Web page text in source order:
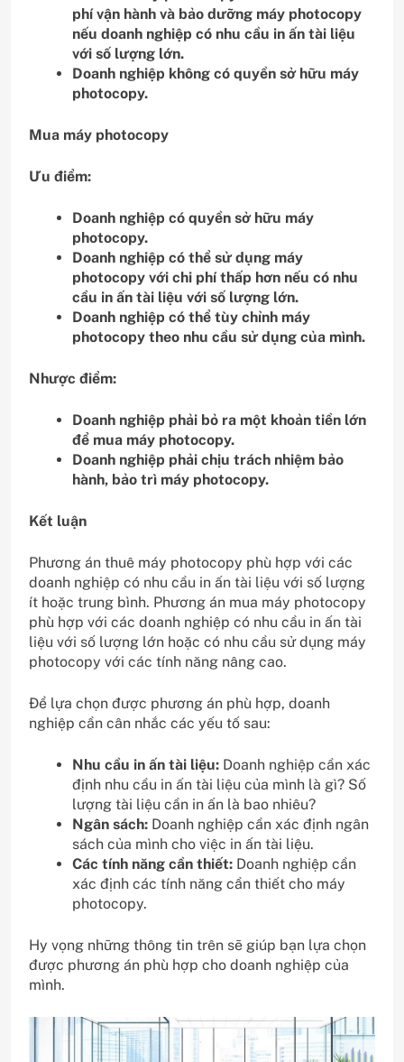
phí vận hành và bảo dưỡng máy photocopy
nếu doanh nghiệp có nhu cầu in ấn tài liệu
với số lượng lớn.
Doanh nghiệp không có quyền sở hữu máy
photocopy.
Mua máy photocopy
Ưu điểm:
Doanh nghiệp có quyền sở hữu máy
photocopy.
Doanh nghiệp có thể sử dụng máy
photocopy với chi phí thấp hơn nếu có nhu
cầu in ấn tài liệu với số lượng lớn.
Doanh nghiệp có thể tùy chỉnh máy
photocopy theo nhu cầu sử dụng của mình.
Nhược điểm:
Doanh nghiệp phải bỏ ra một khoản tiền lớn
để mua máy photocopy.
Doanh nghiệp phải chịu trách nhiệm bảo
hành, bảo trì máy photocopy.
Kết luận
Phương án thuê máy photocopy phù hợp với các
doanh nghiệp có nhu cầu in ấn tài liệu với số lượng
ít hoặc trung bình. Phương án mua máy photocopy
phù hợp với các doanh nghiệp có nhu cầu in ấn tài
liệu với số lượng lớn hoặc có nhu cầu sử dụng máy
photocopy với các tính năng nâng cao.
Để lựa chọn được phương án phù hợp, doanh
nghiệp cần cân nhắc các yếu tố sau:
Nhu cầu in ấn tài liệu: Doanh nghiệp cần xác
định nhu cầu in ấn tài liệu của mình là gì? Số
lượng tài liệu cần in ấn là bao nhiêu?
Ngân sách: Doanh nghiệp cần xác định ngân
sách của mình cho việc in ấn tài liệu.
Các tính năng cần thiết: Doanh nghiệp cần
xác định các tính năng cần thiết cho máy
photocopy.
Hy vọng những thông tin trên sẽ giúp bạn lựa chọn
được phương án phù hợp cho doanh nghiệp của
mình.